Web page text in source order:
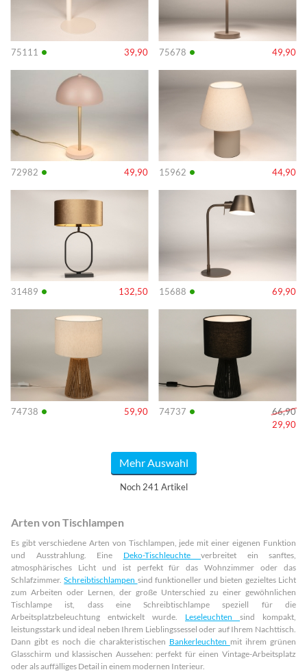
75111 • 39,90 75678 • 49,90
72982 • 49,90
Info
15962 • 44,90
Info
31489 • 132,50
Info
15688 • 69,90
Info
74738 • 59,90
Info
74737 •
66,90
29,90
Info
Mehr Auswahl
Noch 241 Artikel
Arten von Tischlampen
Es gibt verschiedene Arten von Tischlampen, jede mit einer eigenen Funktion
und Ausstrahlung. Eine Deko-Tischleuchte verbreitet ein sanftes,
atmosphärisches Licht und ist perfekt für das Wohnzimmer oder das
Schlafzimmer.Schreibtischlampen sind funktioneller und bieten gezieltes Licht
zum Arbeiten oder Lernen, der große Unterschied zu einer gewöhnlichen
Tischlampe ist, dass eine Schreibtischlampe speziell für die
Arbeitsplatzbeleuchtung entwickelt wurde. Leseleuchten sind kompakt,
leistungsstark und ideal neben Ihrem Lieblingssessel oder auf Ihrem Nachttisch.
Dann gibt es noch die charakteristischen Bankerleuchten mit ihrem grünen
Glasschirm und klassischen Aussehen: perfekt für einen Vintage-Arbeitsplatz
oder als auffälliges Detail in einem modernen Interieur.